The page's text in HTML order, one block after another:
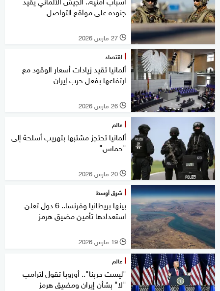
جنوده على مواقع التواصل
l 27 مارس 2026
اقتصاد
ألمانيا تقيد زيادات أسعار الوقود مع
ارتفاعها بفعل حرب إيران
l 26 مارس 2026
عالم
ألمانيا تحتجز مشتبها بتهريب أسلحة إلى
"حماس"
l 20 مارس 2026
شرق أوسط
بينها بريطانيا وفرنسا.. 6 دول تعلن
استعدادها تأمين مضيق هرمز
l 19 مارس 2026
عالم
"ليست حربنا".. أوروبا تقول لترامب
"لا" بشأن إيران ومضيق هرمز